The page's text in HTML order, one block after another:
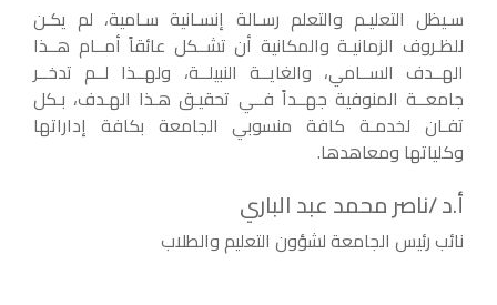
سـيظل التعليـم والتعلم رسـالة إنسـانية سـامية، لم يكـن
للظـروف الزمانيـة والمكانية أن تشــكل عائقاً أمــام هــذا
الهــدف الســامي، والغايــة النبيلــة، ولهــذا لــم تدخــر
جامعــة المنوفية جهــداً فــي تحقيـق هـذا الهـدف، بـكل
تفـان لخدمـة كافة منسوبي الجامعة بكافة إداراتها
وكلياتها ومعاهدها.
أ.د /ناصر محمد عبد الباري
نائب رئيس الجامعة لشؤون التعليم والطلاب